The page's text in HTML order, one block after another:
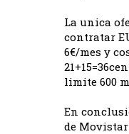
La unica
contratar
6€/mes y
limite 600
En
de